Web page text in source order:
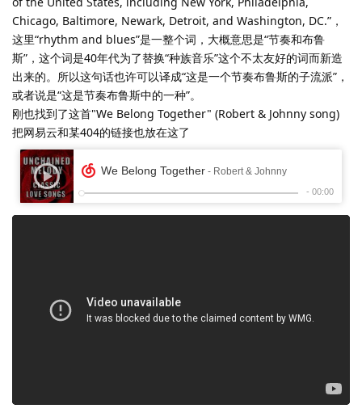
Chicago, Baltimore, Newark, Detroit, and Washington, DC.”，
这里“rhythm and blues”是一整个词，大概意思是“节奏和布鲁
斯”，这个词是40年代为了替换“种族音乐”这个不太友好的词而新造
出来的。所以这句话也许可以译成“这是一个节奏布鲁斯的子流派”，
或者说是“这是节奏布鲁斯中的一种”。
刚也找到了这首"We Belong Together" (Robert & Johnny song)
把网易云和某404的链接也放在这了